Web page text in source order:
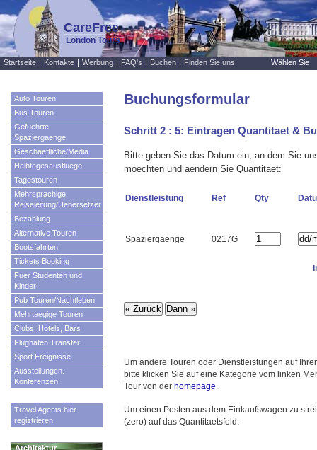
CareFree
London Tours
Buchungsformular
Schritt 2 : 5: Eintragen Quantitaet &
Bitte geben Sie das Datum ein, an dem Sie
moechten und aendern Sie Quantitaet:
Dienstleistung Ref Qty
Spaziergaenge 0217G
Um andere Touren oder Dienstleistungen auf
bitte klicken Sie auf eine Kategorie vom linken
Tour von der homepage
Um einen Posten aus dem Einkaufswagen zu
(zero) auf das Quantitaetsfeld.
Startseite | Kontakte | Werbung | FAQ's | Buchen | Finden Sie uns Wählen Sie
Auto Touren
Bus Touren
Gefuehrte
Spaziergaenge
Geschaeftliche/Media
Halbtagesausfluege
Tagestouren
Mehrsprachige
Reiseleitung/Uebersetzer
Bezahlung
Alternative Touren
Bootsfahrten
Tickets Booking
Fuer Studenten und
Kinder
Pub Touren/Nachtleben
Mehrtaegige Touren
Clubs, Hotels, Bars
Flughafen Transfer
Sport Ereignisse
Ausstellungen.
Konferenzen
Travel Agents hier
registrieren
Architektur